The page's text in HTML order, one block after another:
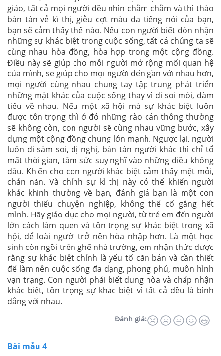
giáo, tất cả mọi người đều nhìn chằm chằm và thì thào
bàn tán vẻ kì thị, giễu cợt màu da tiếng nói của bạn,
bạn sẽ cảm thấy thế nào. Nếu con người biết đón nhận
những sự khác biệt trong cuộc sống, tất cả chúng ta sẽ
cùng nhau hòa đồng, hòa hợp trong một cộng đồng.
Điều này sẽ giúp cho mỗi người mở rộng mối quan hệ
của mình, sẽ giúp cho mọi người đến gần với nhau hơn,
mọi người cùng nhau chung tay tập trung phát triển
những mặt khác của cuộc sống thay vì đi soi mói, đàm
tiếu về nhau. Nếu một xã hội mà sự khác biệt luôn
được tôn trọng thì ở đó những rào cản thông thường
sẽ không còn, con người sẽ cùng nhau vững bước, xây
dựng một cộng đồng chung lớn mạnh. Ngược lại, người
luôn đi săm soi, dị nghị, bàn tán người khác thì chỉ tổ
mất thời gian, tâm sức suy nghĩ vào những điều không
đâu. Khiến cho con người khác biệt cảm thấy mệt mỏi,
chán nản. Và chính sự kì thị này có thể khiến người
khác khinh thường về bạn, đánh giá bạn là một con
người thiếu chuyện nghiệp, không thể cố gắng hết
mình. Hãy giáo dục cho mọi người, từ trẻ em đến người
lớn cách làm quen và tôn trọng sự khác biệt trong xã
hội, để loài người trở nên hòa nhập hơn. Là một học
sinh còn ngồi trên ghế nhà trường, em nhận thức được
rằng sự khác biệt chính là yếu tố căn bản và cần thiết
để làm nên cuộc sống đa dạng, phong phú, muôn hình
vạn trạng. Con người phải biết dung hòa và chấp nhận
khác biệt, tôn trọng sự khác biệt vì tất cả đều là bình
đẳng với nhau.
Đánh giá:
Bài mẫu 4